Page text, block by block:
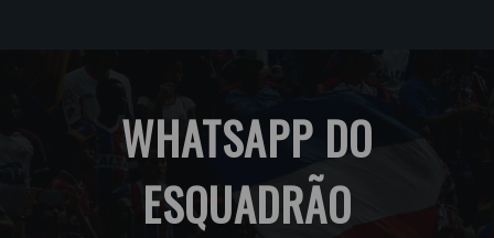
WHATSAPP DO
ESQUADRÃO